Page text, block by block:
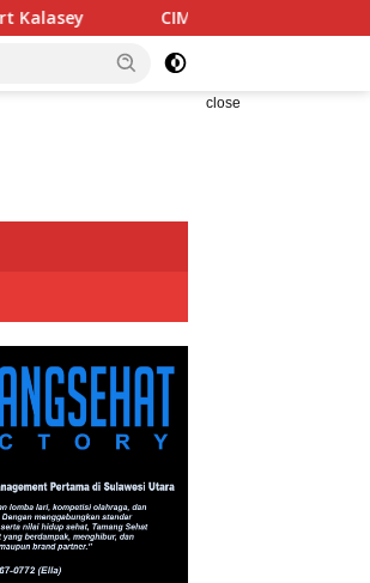
CIMB Niaga Bersama OCTO Dampingi
close